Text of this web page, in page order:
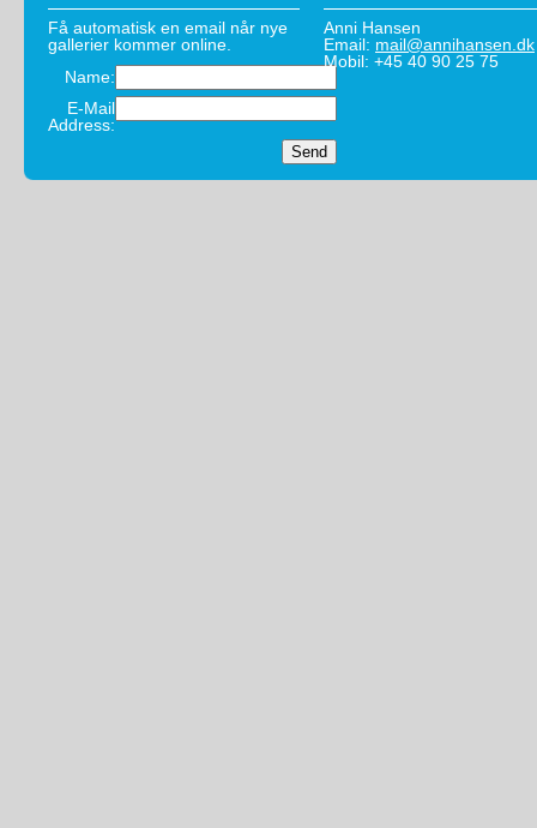
Få automatisk en email når nye
gallerier kommer online.
Name:
E-Mail
Address:
Anni Hansen
Email: mail@annihansen.dk
Mobil: +45 40 90 25 75